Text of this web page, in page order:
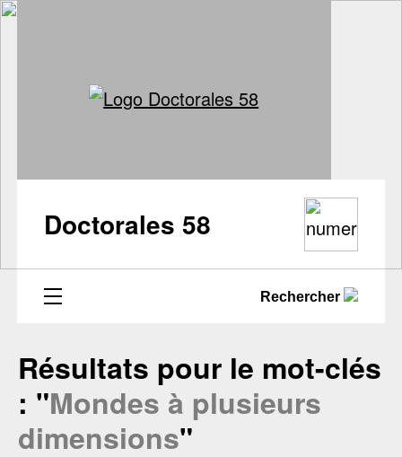
Doctorales 58
Rechercher
Résultats pour le mot-clés
: "Mondes à plusieurs
dimensions"